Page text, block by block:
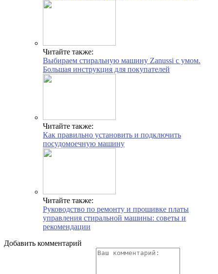
Читайте также:
Выбираем стиральную машину Zanussi с умом.
Большая инструкция для покупателей
Читайте также:
Как правильно установить и подключить
посудомоечную машину
Читайте также:
Руководство по ремонту и прошивке платы
управления стиральной машины: советы и
рекомендации
Добавить комментарий